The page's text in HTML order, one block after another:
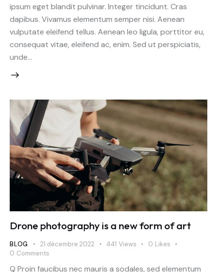
ipsum eget blandit pulvinar. Integer tincidunt. Cras
dapibus. Vivamus elementum semper nisi. Aenean
vulputate eleifend tellus. Aenean leo ligula, porttitor eu,
consequat vitae, eleifend ac, enim. Sed ut perspiciatis,
unde…
Drone photography is a new form of art
BLOG 21 décembre 2022 441 Views 0 Likes
0 Comments
Q Proin faucibus nec mauris a sodales, sed elementum